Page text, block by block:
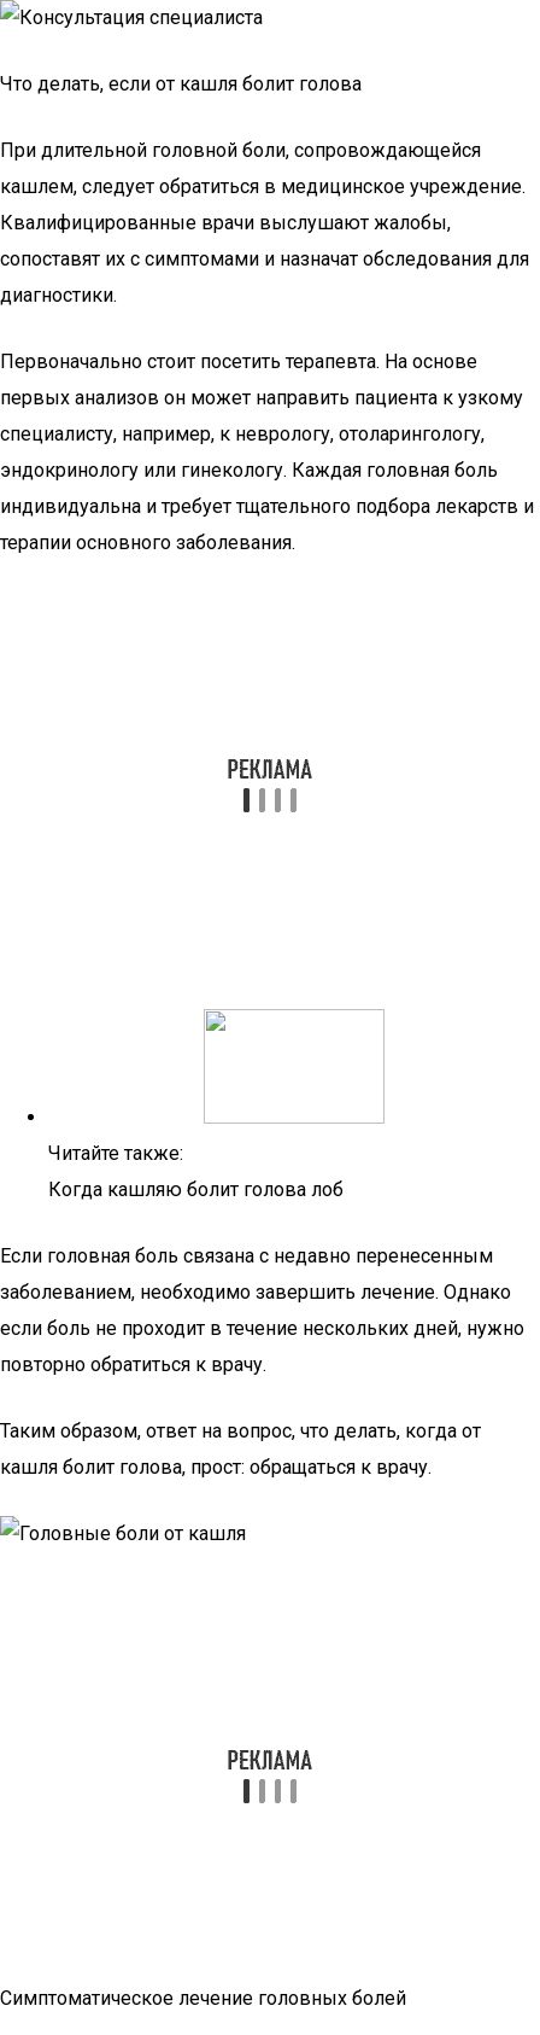
Что делать, если от кашля болит голова
При длительной головной боли, сопровождающейся
кашлем, следует обратиться в медицинское учреждение.
Квалифицированные врачи выслушают жалобы,
сопоставят их с симптомами и назначат обследования для
диагностики.
Первоначально стоит посетить терапевта. На основе
первых анализов он может направить пациента к узкому
специалисту, например, к неврологу, отоларингологу,
эндокринологу или гинекологу. Каждая головная боль
индивидуальна и требует тщательного подбора лекарств и
терапии основного заболевания.
Читайте также:
Когда кашляю болит голова лоб
Если головная боль связана с недавно перенесенным
заболеванием, необходимо завершить лечение. Однако
если боль не проходит в течение нескольких дней, нужно
повторно обратиться к врачу.
Таким образом, ответ на вопрос, что делать, когда от
кашля болит голова, прост: обращаться к врачу.
Симптоматическое лечение головных болей